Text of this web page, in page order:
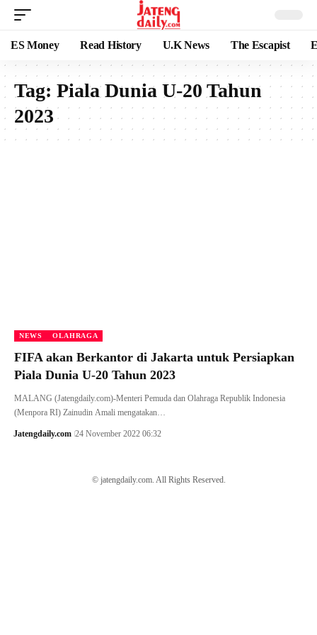
ES Money Read History U.K News The Escapist
Tag: Piala Dunia U-20 Tahun
2023
NEWS OLAHRAGA
FIFA akan Berkantor di Jakarta untuk Persiapkan
Piala Dunia U-20 Tahun 2023
MALANG (Jatengdaily.com)-Menteri Pemuda dan Olahraga Republik Indonesia
(Menpora RI) Zainudin Amali mengatakan…
Jatengdaily.com 24 November 2022 06:32
© jatengdaily.com. All Rights Reserved.